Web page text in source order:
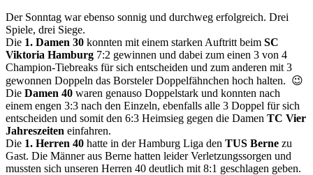
Der Sonntag war ebenso sonnig und durchweg erfolgreich. Drei
Spiele, drei Siege.
Die 1. Damen 30 konnten mit einem starken Auftritt beim SC
Viktoria Hamburg 7:2 gewinnen und dabei zum einen 3 von 4
Champion-Tiebreaks für sich entscheiden und zum anderen mit 3
gewonnen Doppeln das Borsteler Doppelfähnchen hoch halten. 😉
Die Damen 40 waren genauso Doppelstark und konnten nach
einem engen 3:3 nach den Einzeln, ebenfalls alle 3 Doppel für sich
entscheiden und somit den 6:3 Heimsieg gegen die Damen TC Vier
Jahreszeiten einfahren.
Die 1. Herren 40 hatte in der Hamburg Liga den TUS Berne zu
Gast. Die Männer aus Berne hatten leider Verletzungssorgen und
mussten sich unseren Herren 40 deutlich mit 8:1 geschlagen geben.